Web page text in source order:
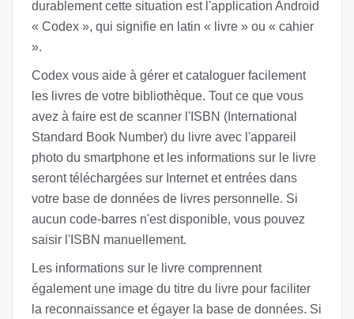
durablement cette situation est l'application Android
« Codex », qui signifie en latin « livre » ou « cahier
».
Codex vous aide à gérer et cataloguer facilement
les livres de votre bibliothèque. Tout ce que vous
avez à faire est de scanner l'ISBN (International
Standard Book Number) du livre avec l'appareil
photo du smartphone et les informations sur le livre
seront téléchargées sur Internet et entrées dans
votre base de données de livres personnelle. Si
aucun code-barres n'est disponible, vous pouvez
saisir l'ISBN manuellement.
Les informations sur le livre comprennent
également une image du titre du livre pour faciliter
la reconnaissance et égayer la base de données. Si